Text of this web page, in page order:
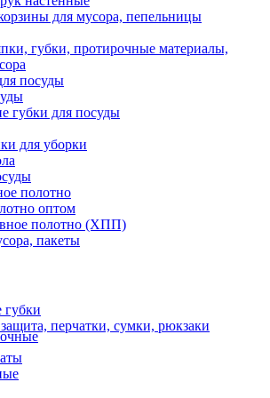
для мусора, пепельницы
губки, протирочные материалы,
посуды
губки для посуды
для уборки
полотно
оптом
полотно (ХПП)
пакеты
перчатки, сумки, рюкзаки